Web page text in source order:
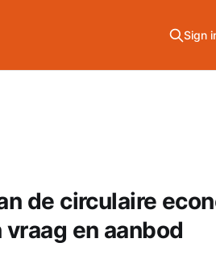
Sign
de circulaire
en aanbod